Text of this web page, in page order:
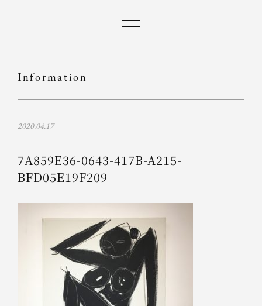
Information
2020.04.17
7A859E36-0643-417B-A215-
BFD05E19F209